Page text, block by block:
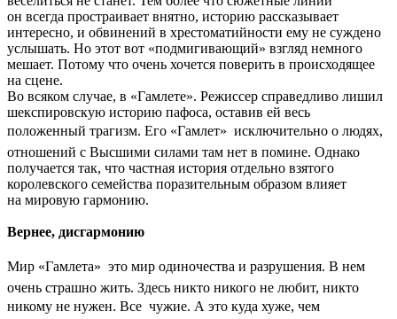
он всегда простраивает внятно, историю рассказывает
интересно, и обвинений в хрестоматийности ему не суждено
услышать. Но этот вот «подмигивающий» взгляд немного
мешает. Потому что очень хочется поверить в происходящее
на сцене.
Во всяком случае, в «Гамлете». Режиссер справедливо лишил
шекспировскую историю пафоса, оставив ей весь
положенный трагизм. Его «Гамлет»  исключительно о людях,
отношений с Высшими силами там нет в помине. Однако
получается так, что частная история отдельно взятого
королевского семейства поразительным образом влияет
на мировую гармонию.
Вернее, дисгармонию
Мир «Гамлета»  это мир одиночества и разрушения. В нем
очень страшно жить. Здесь никто никого не любит, никто
никому не нужен. Все  чужие. А это куда хуже, чем